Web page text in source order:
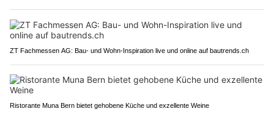
ZT Fachmessen AG: Bau- und Wohn-Inspiration live und online auf bautrends.ch
Ristorante Muna Bern bietet gehobene Küche und exzellente Weine